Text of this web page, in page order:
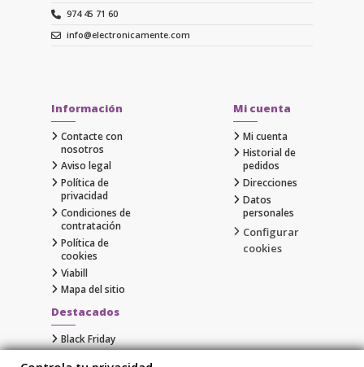
974 45 71 60
info@electronicamente.com
Información
Contacte con
nosotros
Aviso legal
Política de
privacidad
Condiciones de
contratación
Política de
cookies
Viabill
Mapa del sitio
Mi cuenta
Mi cuenta
Historial de
pedidos
Direcciones
Datos
personales
Configurar
cookies
Destacados
Black Friday